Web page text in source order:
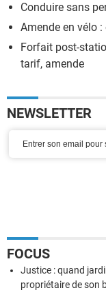
Conduire sans
Amende en vélo
Forfait post-
tarif, amende
NEWSLETTER
FOCUS
Justice : quand
propriétaire de son